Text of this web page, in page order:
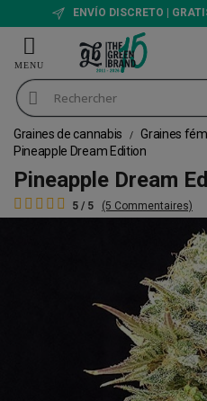
ENVÍO DISCRETO |
Graines de cannabis Graines
Pineapple Dream Edition
Pineapple Dream
5 / 5 (5 Commentaires)